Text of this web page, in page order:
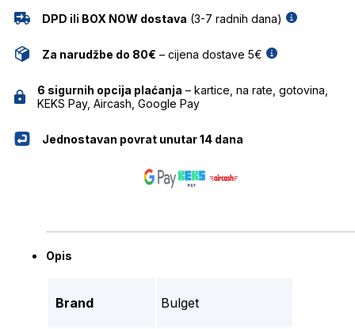
DPD ili BOX NOW dostava (3-7 radnih dana)
Za narudžbe do 80€ – cijena dostave 5€
6 sigurnih opcija plaćanja – kartice, na rate, gotovina,
KEKS Pay, Aircash, Google Pay
Jednostavan povrat unutar 14 dana
Opis
Brand Bulget